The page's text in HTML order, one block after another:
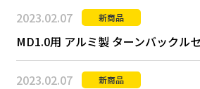
2023.02.07 新商品
MD1.0用 アルミ製 ターンバックル
2023.02.07 新商品